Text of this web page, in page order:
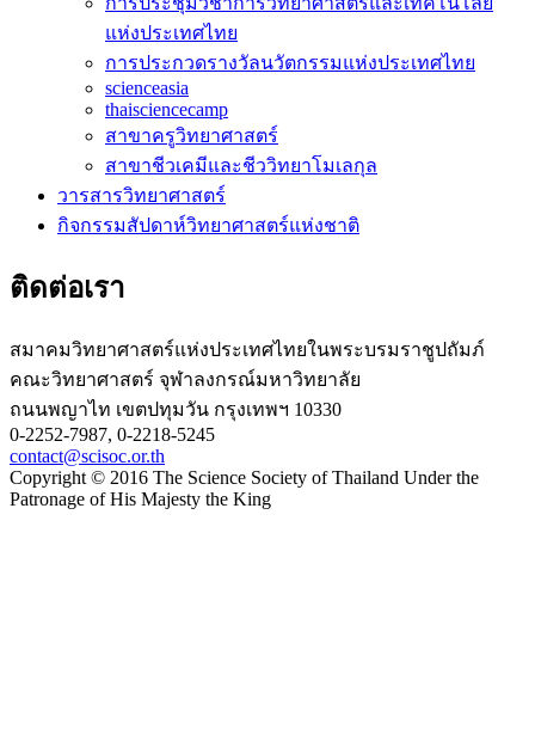
แห่งประเทศไทย
การประกวดรางวัลนวัตกรรมแห่งประเทศไทย
scienceasia
thaisciencecamp
สาขาครูวิทยาศาสตร์
สาขาชีวเคมีและชีววิทยาโมเลกุล
วารสารวิทยาศาสตร์
กิจกรรมสัปดาห์วิทยาศาสตร์แห่งชาติ
ติดต่อเรา
สมาคมวิทยาศาสตร์แห่งประเทศไทยในพระบรมราชูปถัมภ์
คณะวิทยาศาสตร์ จุฬาลงกรณ์มหาวิทยาลัย
ถนนพญาไท เขตปทุมวัน กรุงเทพฯ 10330
0-2252-7987, 0-2218-5245
contact@scisoc.or.th
Copyright © 2016 The Science Society of Thailand Under the
Patronage of His Majesty the King